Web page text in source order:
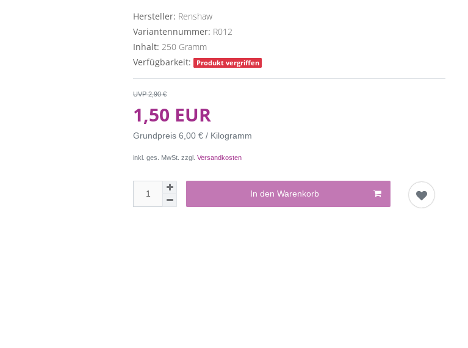
Hersteller: Renshaw
Variantennummer: R012
Inhalt: 250 Gramm
Verfügbarkeit:
Produkt vergriffen
UVP 2,90 €
1,50 EUR
Grundpreis6,00 € / Kilogramm
inkl. ges. MwSt. zzgl.Versandkosten
In den Warenkorb